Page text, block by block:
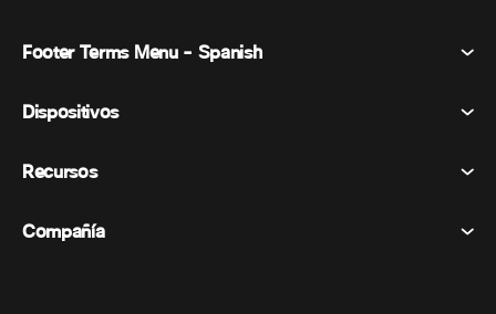
Webex Suite
Mensajería
Eventos
Footer Terms Menu - Spanish
Términos y condiciones
Marcas comerciales
Dispositivos
Dispositivos de la habitación
Recursos
Precios
Compañía